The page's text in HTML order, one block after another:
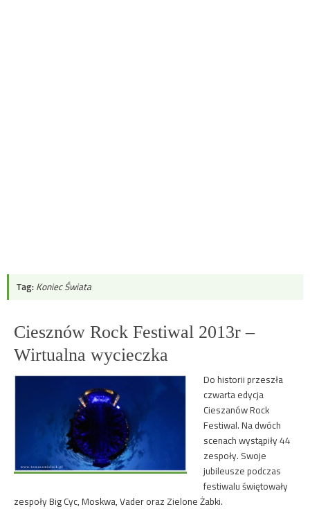
Tag: Koniec Świata
Ciesznów Rock Festiwal 2013r –
Wirtualna wycieczka
Do historii przeszła
czwarta edycja
Cieszanów Rock
Festiwal. Na dwóch
scenach wystąpiły 44
zespoły. Swoje
jubileusze podczas
festiwalu świętowały
zespoły Big Cyc, Moskwa, Vader oraz Zielone Żabki.